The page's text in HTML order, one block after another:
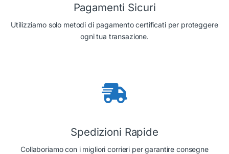
Pagamenti Sicuri
Utilizziamo solo metodi di pagamento certificati per proteggere
ogni tua transazione.
Spedizioni Rapide
Collaboriamo con i migliori corrieri per garantire consegne